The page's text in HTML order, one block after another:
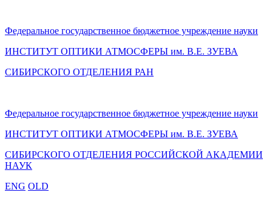
Федеральное государственное бюджетное учреждение науки
ИНСТИТУТ ОПТИКИ АТМОСФЕРЫ им. В.Е. ЗУЕВА
СИБИРСКОГО ОТДЕЛЕНИЯ РАН
Федеральное государственное бюджетное учреждение науки
ИНСТИТУТ ОПТИКИ АТМОСФЕРЫ им. В.Е. ЗУЕВА
СИБИРСКОГО ОТДЕЛЕНИЯ РОССИЙСКОЙ АКАДЕМИИ
НАУК
ENG OLD